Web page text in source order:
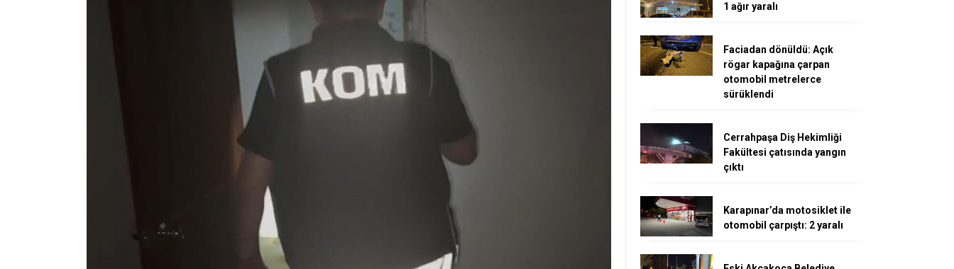
1 ağır yaralı
Faciadan dönüldü: Açık
rögar kapağına çarpan
otomobil metrelerce
sürüklendi
Cerrahpaşa Diş Hekimliği
Fakültesi çatısında yangın
çıktı
Karapınar’da motosiklet ile
otomobil çarpıştı: 2 yaralı